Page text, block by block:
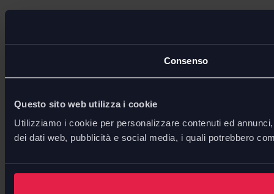
Consenso
Questo sito web utilizza i cookie
Utilizziamo i cookie per personalizzare contenuti ed
dei dati web, pubblicità e social media, i quali potrebbero